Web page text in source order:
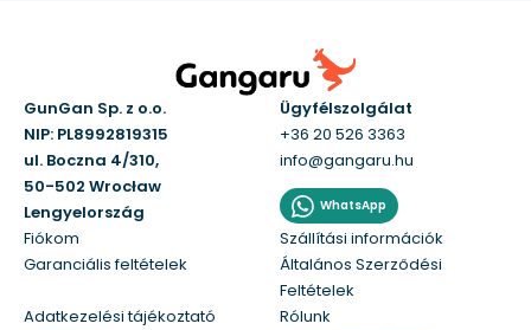
GunGan Sp. z o.o.
NIP: PL8992819315
ul. Boczna 4/310,
50-502 Wrocław
Lengyelország
Ügyfélszolgálat
+36 20 526 3363
info@gangaru.hu
WhatsApp
Fiókom
Szállítási információk
Garanciális feltételek
Általános Szerződési
Feltételek
Adatkezelési tájékoztató
Rólunk